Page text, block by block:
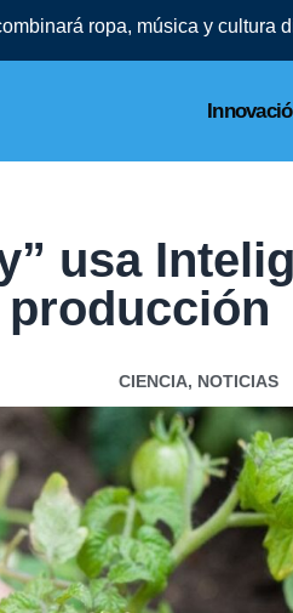
ropa, música y cultura
usa
CIENCIA, NOTICIAS